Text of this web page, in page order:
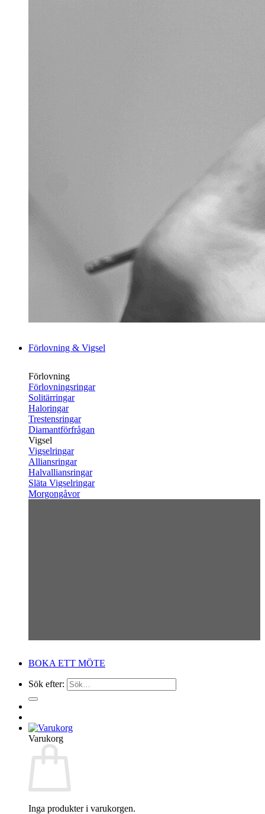
Förlovning & Vigsel
Förlovning
Förlovningsringar
Solitärringar
Haloringar
Trestensringar
Diamantförfrågan
Vigsel
Vigselringar
Alliansringar
Halvalliansringar
Släta Vigselringar
Morgongåvor
BOKA ETT MÖTE
Sök efter:
Varukorg
Inga produkter i varukorgen.